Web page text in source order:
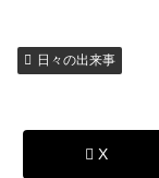
日々の出来事
X